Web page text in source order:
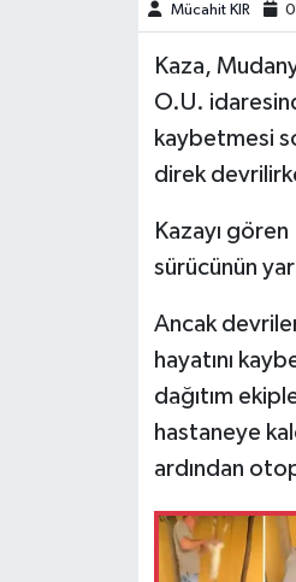
Mücahit KIR
Kaza,
O.U.
kaybetmesi
direk
Kazayı
sürücünün
Ancak
hayatını
dağıtım
hastaneye
ardından
KAHRAMANMARAŞ